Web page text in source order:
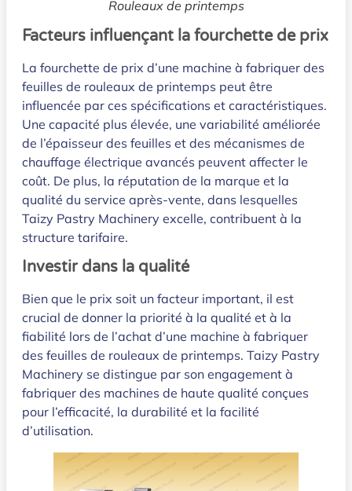
Rouleaux de printemps
Facteurs influençant la fourchette de prix
La fourchette de prix d’une machine à fabriquer des
feuilles de rouleaux de printemps peut être
influencée par ces spécifications et caractéristiques.
Une capacité plus élevée, une variabilité améliorée
de l’épaisseur des feuilles et des mécanismes de
chauffage électrique avancés peuvent affecter le
coût. De plus, la réputation de la marque et la
qualité du service après-vente, dans lesquelles
Taizy Pastry Machinery excelle, contribuent à la
structure tarifaire.
Investir dans la qualité
Bien que le prix soit un facteur important, il est
crucial de donner la priorité à la qualité et à la
fiabilité lors de l’achat d’une machine à fabriquer
des feuilles de rouleaux de printemps. Taizy Pastry
Machinery se distingue par son engagement à
fabriquer des machines de haute qualité conçues
pour l’efficacité, la durabilité et la facilité
d’utilisation.